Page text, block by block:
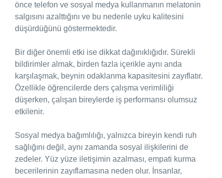
önce telefon ve sosyal medya kullanmanın melatonin
salgısını azalttığını ve bu nedenle uyku kalitesini
düşürdüğünü göstermektedir.
Bir diğer önemli etki ise dikkat dağınıklığıdır. Sürekli
bildirimler almak, birden fazla içerikle aynı anda
karşılaşmak, beynin odaklanma kapasitesini zayıflatır.
Özellikle öğrencilerde ders çalışma verimliliği
düşerken, çalışan bireylerde iş performansı olumsuz
etkilenir.
Sosyal medya bağımlılığı, yalnızca bireyin kendi ruh
sağlığını değil, aynı zamanda sosyal ilişkilerini de
zedeler. Yüz yüze iletişimin azalması, empati kurma
becerilerinin zayıflamasına neden olur. İnsanlar,